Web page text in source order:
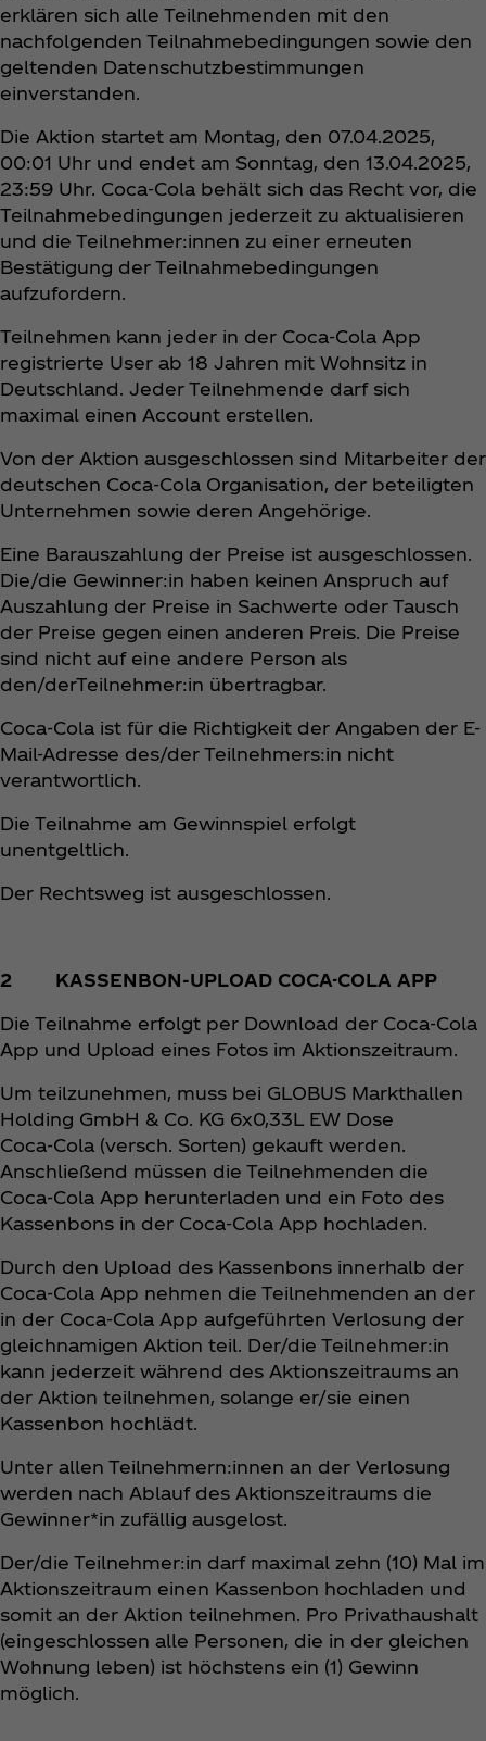
erklären sich alle Teilnehmenden mit den
nachfolgenden Teilnahmebedingungen sowie den
geltenden Datenschutzbestimmungen
einverstanden.
Die Aktion startet am Montag, den 07.04.2025,
00:01 Uhr und endet am Sonntag, den 13.04.2025,
23:59 Uhr. Coca‑Cola behält sich das Recht vor, die
Teilnahmebedingungen jederzeit zu aktualisieren
und die Teilnehmer:innen zu einer erneuten
Bestätigung der Teilnahmebedingungen
aufzufordern.
Teilnehmen kann jeder in der Coca‑Cola App
registrierte User ab 18 Jahren mit Wohnsitz in
Deutschland. Jeder Teilnehmende darf sich
maximal einen Account erstellen.
Von der Aktion ausgeschlossen sind Mitarbeiter der
deutschen Coca‑Cola Organisation, der beteiligten
Unternehmen sowie deren Angehörige.
Eine Barauszahlung der Preise ist ausgeschlossen.
Die/die Gewinner:in haben keinen Anspruch auf
Auszahlung der Preise in Sachwerte oder Tausch
der Preise gegen einen anderen Preis. Die Preise
sind nicht auf eine andere Person als
den/derTeilnehmer:in übertragbar.
Coca‑Cola ist für die Richtigkeit der Angaben der E-
Mail-Adresse des/der Teilnehmers:in nicht
verantwortlich.
Die Teilnahme am Gewinnspiel erfolgt
unentgeltlich.
Der Rechtsweg ist ausgeschlossen.
2 KASSENBON-UPLOAD COCA-COLA APP
Die Teilnahme erfolgt per Download der Coca‑Cola
App und Upload eines Fotos im Aktionszeitraum.
Um teilzunehmen, muss bei GLOBUS Markthallen
Holding GmbH & Co. KG 6x0,33L EW Dose
Coca‑Cola (versch. Sorten) gekauft werden.
Anschließend müssen die Teilnehmenden die
Coca‑Cola App herunterladen und ein Foto des
Kassenbons in der Coca‑Cola App hochladen.
Durch den Upload des Kassenbons innerhalb der
Coca‑Cola App nehmen die Teilnehmenden an der
in der Coca‑Cola App aufgeführten Verlosung der
gleichnamigen Aktion teil. Der/die Teilnehmer:in
kann jederzeit während des Aktionszeitraums an
der Aktion teilnehmen, solange er/sie einen
Kassenbon hochlädt.
Unter allen Teilnehmern:innen an der Verlosung
werden nach Ablauf des Aktionszeitraums die
Gewinner*in zufällig ausgelost.
Der/die Teilnehmer:in darf maximal zehn (10) Mal im
Aktionszeitraum einen Kassenbon hochladen und
somit an der Aktion teilnehmen. Pro Privathaushalt
(eingeschlossen alle Personen, die in der gleichen
Wohnung leben) ist höchstens ein (1) Gewinn
möglich.